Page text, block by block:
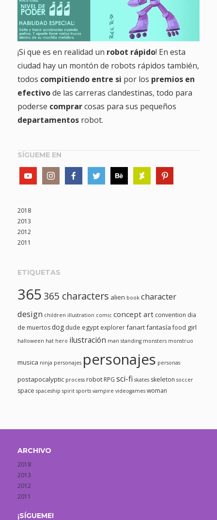
¡Si que es en realidad un robot rápido! En esta
ciudad hay un montón de robots rápidos también,
todos compitiendo entre si por los premios en
efectivode las carreras clandestinas, todo para
poderse comprarcosas para sus pequeños
departamentosrobot.
SÍGUEME EN
2018
2013
2012
2011
ETIQUETAS
365 365 characters alien book character
design children illustration comic concept art convention dia
de muertosdog dude egypt explorerfanartfantasía food girl
halloween hat hero ilustración man standing monsters monstruo
musica ninja personajes personajes personas
postapocalyptic process robot RPG sci-fi skates skeleton soccer
space spaceship spirit sports vampire videogames woman
ARCHIVO
2018
2013
2012
2011
¡SÍGUEME!